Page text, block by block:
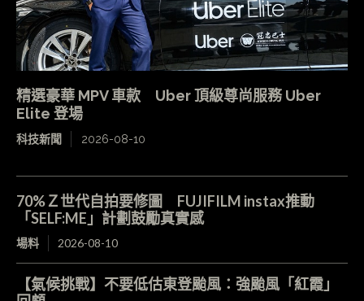
精選豪華 MPV 車款 Uber 頂級尊尚服務 Uber
Elite 登場
科技新聞 2026-08-10
70%Ｚ世代自拍要修圖 FUJIFILM instax推動
「SELF:ME」計劃鼓勵真實感
場料 2026-08-10
【氣候挑戰】不要低估東登颱風：強颱風「紅霞」